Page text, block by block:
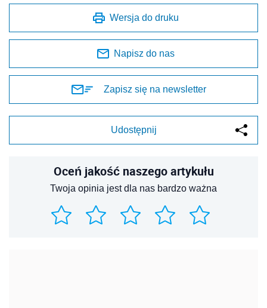
Wersja do druku
Napisz do nas
Zapisz się na newsletter
Udostępnij
Oceń jakość naszego artykułu
Twoja opinia jest dla nas bardzo ważna